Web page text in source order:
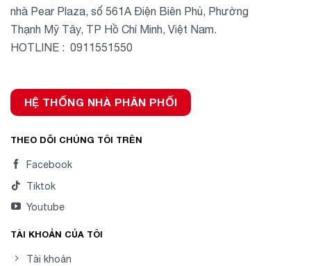
nhà Pear Plaza, số 561A Điện Biên Phủ, Phường
Thạnh Mỹ Tây, TP Hồ Chí Minh, Việt Nam.
HOTLINE : 0911551550
HỆ THỐNG NHÀ PHÂN PHỐI
THEO DÕI CHÚNG TÔI TRÊN
Facebook
Tiktok
Youtube
TÀI KHOẢN CỦA TÔI
Tài khoản